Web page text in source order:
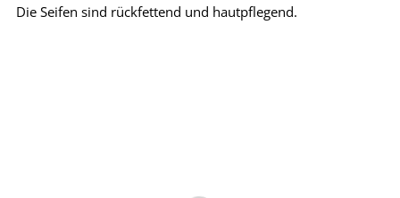
Die Seifen sind rückfettend und hautpflegend.